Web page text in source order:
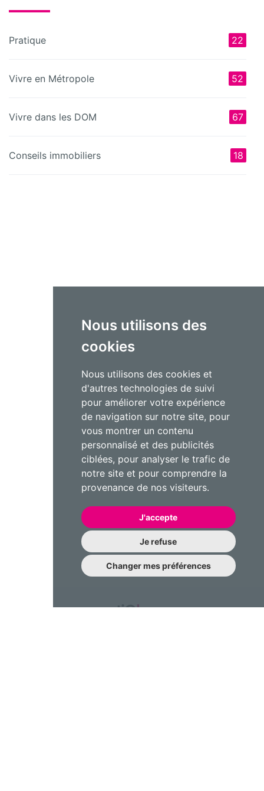
Nous utilisons des
cookies
Nous utilisons des cookies et
d'autres technologies de suivi
pour améliorer votre expérience
de navigation sur notre site, pour
vous montrer un contenu
personnalisé et des publicités
ciblées, pour analyser le trafic de
notre site et pour comprendre la
provenance de nos visiteurs.
J'accepte
Je refuse
Changer mes préférences
Pratique 22
Vivre en Métropole 52
Vivre dans les DOM 67
Conseils immobiliers 18